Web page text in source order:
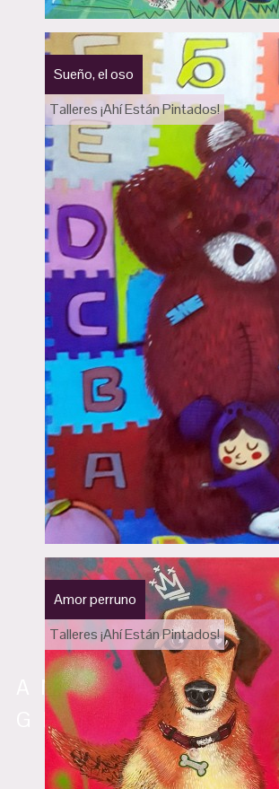
AMANTES DEL
GRAFITI
Sueño, el oso
Talleres ¡Ahí Están Pintados!
Amor perruno
Talleres ¡Ahí Están Pintados!